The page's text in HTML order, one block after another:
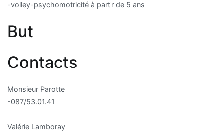
-volley-psychomotricité à partir de 5 ans
But
Contacts
Monsieur Parotte
-087/53.01.41
Valérie Lamboray